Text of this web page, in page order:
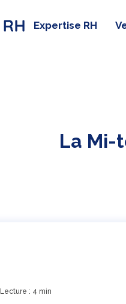
Expertise RH
La Mi-
Lecture : 4 min